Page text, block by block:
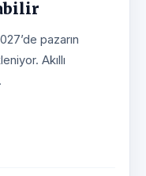
pazarın
Akıllı